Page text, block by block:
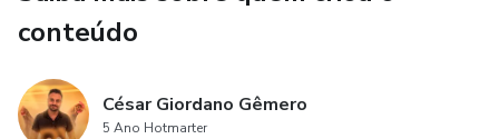
conteúdo
César Giordano Gêmero
5 Ano Hotmarter